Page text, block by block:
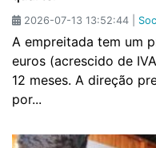
2026-07-13 13:52:44 |
A empreitada tem um
euros (acrescido de
12 meses. A direção
por...